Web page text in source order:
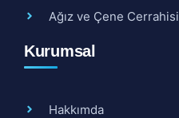
Ağız ve Çene Cerrahisi
Kurumsal
Hakkımda